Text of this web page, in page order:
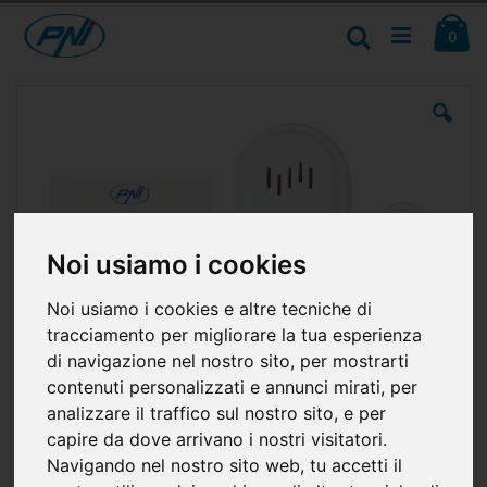
Noi usiamo i cookies
Noi usiamo i cookies e altre tecniche di
tracciamento per migliorare la tua esperienza
di navigazione nel nostro sito, per mostrarti
contenuti personalizzati e annunci mirati, per
analizzare il traffico sul nostro sito, e per
capire da dove arrivano i nostri visitatori.
Navigando nel nostro sito web, tu accetti il
Salta
al
contenuto
0
Cerca
immagini